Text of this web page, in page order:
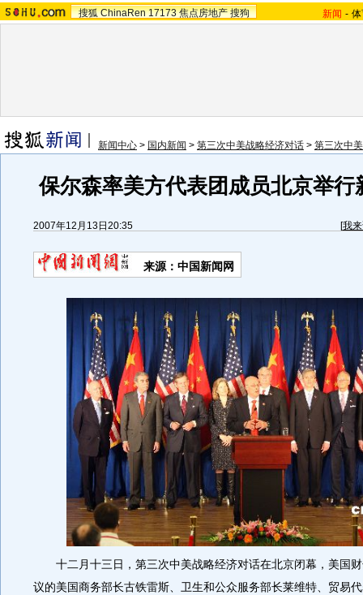
搜狐 ChinaRen 17173 焦点房地产 搜狗 新闻 -
新闻中心 > 国内新闻 > 第三次中美战略经济对话 > 第三次中
保尔森率美方代表团成员北京举行
2007年12月13日20:35 [我
来源：中国新闻网
十二月十三日，第三次中美战略经济对话在北京闭幕，美国财
议的美国商务部长古铁雷斯、卫生和公众服务部长莱维特、贸易